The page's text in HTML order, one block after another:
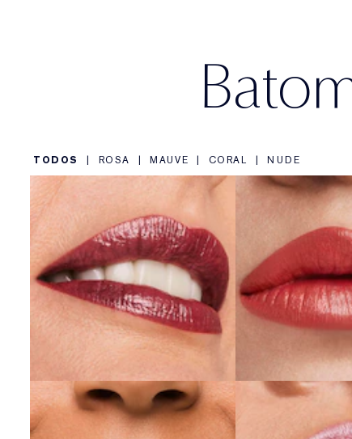
TODOS | ROSA | MAUVE | CORAL | NUDE
563 Hot Kiss
COMPRE AGORA
566
COMPRE
420 Rebellious Rose
COMPRE AGORA
221 Pink
COMPRE